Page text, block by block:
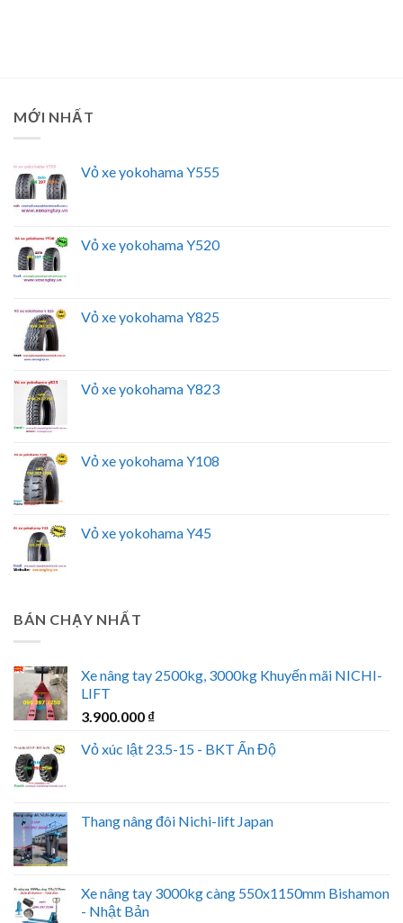
MỚI NHẤT
Vỏ xe yokohama Y555
Vỏ xe yokohama Y520
Vỏ xe yokohama Y825
Vỏ xe yokohama Y823
Vỏ xe yokohama Y108
Vỏ xe yokohama Y45
BÁN CHẠY NHẤT
Xe nâng tay 2500kg, 3000kg Khuyến mãi NICHI-
LIFT
3.900.000 ₫
Vỏ xúc lật 23.5-15 - BKT Ấn Độ
Thang nâng đôi Nichi-lift Japan
Xe nâng tay 3000kg càng 550x1150mm Bishamon
- Nhật Bản